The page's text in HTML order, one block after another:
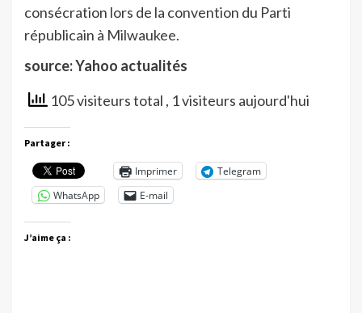
consécration lors de la convention du Parti
républicain à Milwaukee.
source: Yahoo actualités
105 visiteurs total , 1 visiteurs aujourd'hui
Partager :
Imprimer
Telegram
WhatsApp
E-mail
J’aime ça :